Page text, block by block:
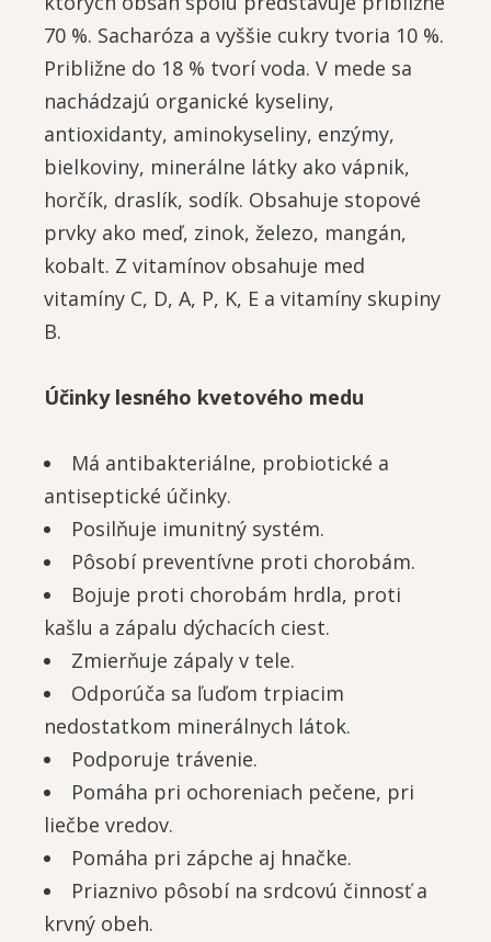
70 %. Sacharóza a vyššie cukry tvoria 10 %.
Približne do 18 % tvorí voda. V mede sa
nachádzajú organické kyseliny,
antioxidanty, aminokyseliny, enzýmy,
bielkoviny, minerálne látky ako vápnik,
horčík, draslík, sodík. Obsahuje stopové
prvky ako meď, zinok, železo, mangán,
kobalt. Z vitamínov obsahuje med
vitamíny C, D, A, P, K, E a vitamíny skupiny
B.
Účinky lesného kvetového medu
Má antibakteriálne, probiotické a
antiseptické účinky.
Posilňuje imunitný systém.
Pôsobí preventívne proti chorobám.
Bojuje proti chorobám hrdla, proti
kašlu a zápalu dýchacích ciest.
Zmierňuje zápaly v tele.
Odporúča sa ľuďom trpiacim
nedostatkom minerálnych látok.
Podporuje trávenie.
Pomáha pri ochoreniach pečene, pri
liečbe vredov.
Pomáha pri zápche aj hnačke.
Priaznivo pôsobí na srdcovú činnosť a
krvný obeh.